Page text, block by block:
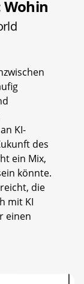
Wohin
KI-
des
ein Mix,
könnte.
die
mit KI
einen